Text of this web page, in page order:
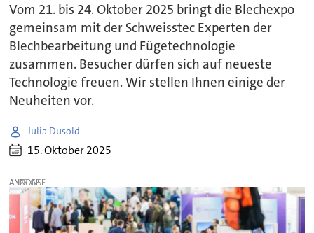
Vom 21. bis 24. Oktober 2025 bringt die Blechexpo
gemeinsam mit der Schweisstec Experten der
Blechbearbeitung und Fügetechnologie
zusammen. Besucher dürfen sich auf neueste
Technologie freuen. Wir stellen Ihnen einige der
Neuheiten vor.
Julia Dusold
15. Oktober 2025
ANZEIGE